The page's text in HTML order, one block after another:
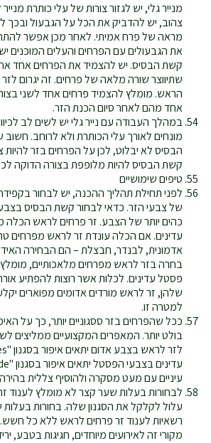
מנייר גלי, יש לגזור צורות של עלי כותרת
צהוב, יש להדביק את הכל על הגבעול ובכך
מראה של פרח אמיתי. לאחר מכן אפשר
את הגבעולים עם הפרחים והעלים המוכנים
קשת הבסיס. יש להצמיד את הפרחים אחד
שתיווצר שורה מלאה של פרחים. זה יגרום
הראש. מומלץ להצמיד פרחים אחד לשני
אחד מהם לאחר סיום הכנת הזר.
במהלך העבודה עם נייר גלי יש לשים לב
מונחים לאורך עלי הכותרת ולא לרוחב.
הבסיס לא יבלוט, לכן על הפרחים בזר להיות
קשת הבסיס להיות מלופפת בצורה הדוקה
טיפים שימושיים
לפני תחילת תהליך ההכנה, יש לבחור
של צבעי הזר. כדאי לבחור קשת הבסיס בצבע
כהים יותר של הצבע. זר פרחים לראש הכלה
עדינים. אם הכלה עונדת זר לראש מפרחים
אדמונית, לבנדר, חבצלת – הם הבחירה
בחרה בזר לראש מפרחים מלאכותיים,
פסטל עדינים. לכלות אשר רוצות להפתיע
שלהן, זר לראש מורדים אדומים מפוארים
למטרה זו.
ככל שהפרחים בזר ססגוניים יותר, כך על
בולט יותר. המאפרים המקצועיים ממליצים
עיניים עם מעט מסקרה ולהוסיף צללית
לבחורות בעלות שער קצר לא מומלץ לענוד
עלול לקלקל את הסגנון שלה. בחורות
רשאיות לענוד זר פרחים לראש ללא כל חשש.
מקורי זה לאירועים מיוחדים, חגיגות בטבע,